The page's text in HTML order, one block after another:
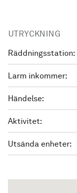
UTRYCKNING
Räddningsstation:
Larm inkommer:
Händelse:
Aktivitet:
Utsända enheter: